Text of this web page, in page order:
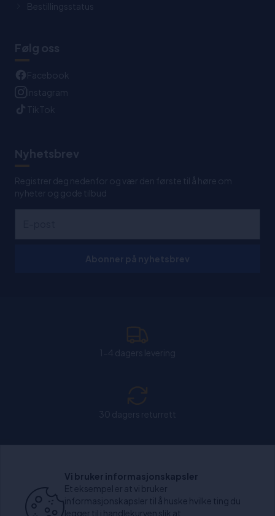
Bestillingsstatus
Følg oss
Facebook
Instagram
TikTok
Nyhetsbrev
Registrer deg nedenfor og vær den første til å høre om
nyheter og gode tilbud
Chat: Åpen alle hverdager fra kl. 11:00-15:30.
Vi bruker informasjonskapsler
Et eksempel er at vi bruker
informasjonskapsler til å huske hvilke ting du
legger til i handlekurven slik at